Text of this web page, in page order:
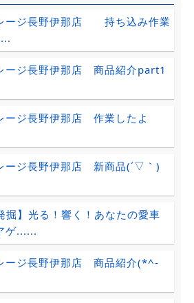
ージ長野伊那店 持ち込み作業
ージ長野伊那店 商品紹介part1
ージ長野伊那店 作業したよ
ージ長野伊那店 新商品(´▽｀)
掘】光る！響く！あなたの愛車
ゲ......
ージ長野伊那店 商品紹介(*^-